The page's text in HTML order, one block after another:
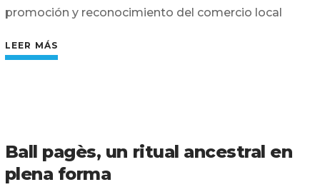
promoción y reconocimiento del comercio local
LEER MÁS
Ball pagès, un ritual ancestral en
plena forma